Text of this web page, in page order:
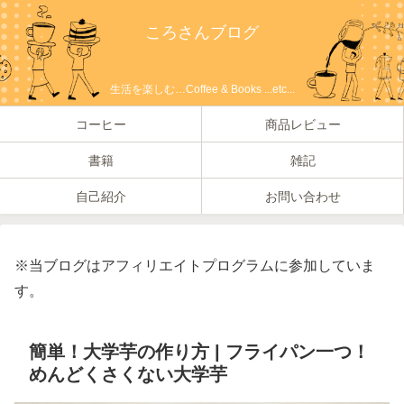
ころさんブログ
生活を楽しむ…Coffee & Books ...etc...
コーヒー 商品レビュー
書籍 雑記
自己紹介 お問い合わせ
※当ブログはアフィリエイトプログラムに参加していま
す。
簡単！大学芋の作り方 | フライパン一つ！
めんどくさくない大学芋